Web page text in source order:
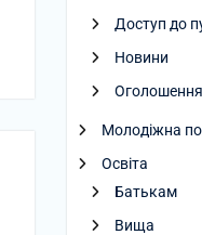
Доступ до
Новини
Оголошення
Молодіжна
Освіта
Батькам
Вища